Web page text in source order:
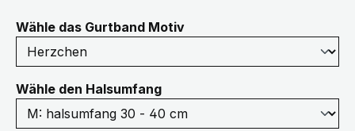
Wähle das Gurtband Motivauswählen
Wähle den Halsumfangauswählen